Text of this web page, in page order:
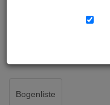
Bogenliste